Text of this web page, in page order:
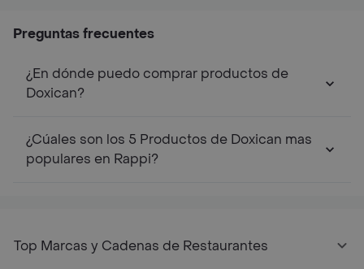
Preguntas frecuentes
¿En dónde puedo comprar productos de
Doxican?
¿Cúales son los 5 Productos de Doxican mas
populares en Rappi?
Top Marcas y Cadenas de Restaurantes